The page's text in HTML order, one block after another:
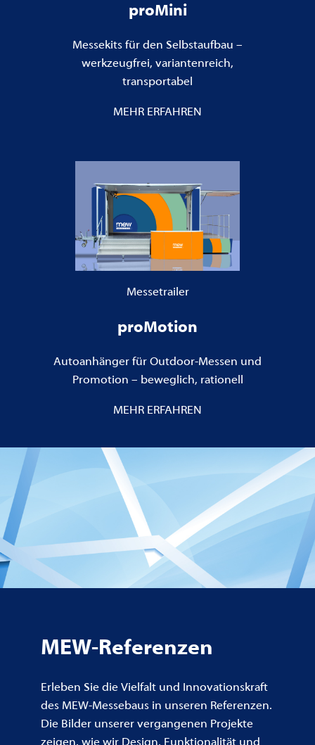
proMini
Messekits für den Selbstaufbau –
werkzeugfrei, variantenreich,
transportabel
MEHR ERFAHREN
Messetrailer
proMotion
Autoanhänger für Outdoor-Messen und
Promotion – beweglich, rationell
MEHR ERFAHREN
MEW-Referenzen
Erleben Sie die Vielfalt und Innovationskraft
des MEW-Messebaus in unseren Referenzen.
Die Bilder unserer vergangenen Projekte
zeigen, wie wir Design, Funktionalität und